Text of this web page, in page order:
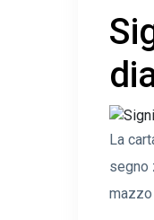
La
segno